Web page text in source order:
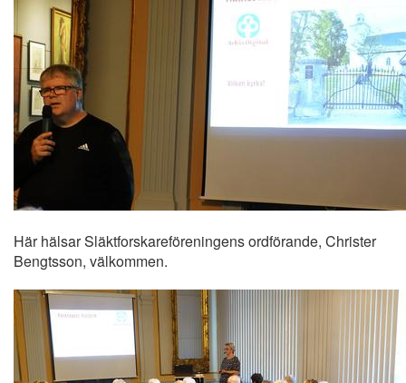
Här hälsar Släktforskareföreningens ordförande, Christer
Bengtsson, välkommen.